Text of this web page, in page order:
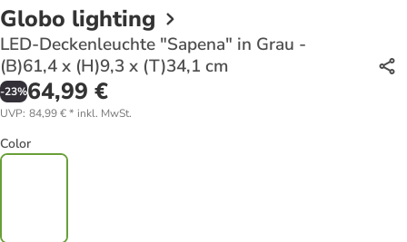
Globo lighting
LED-Deckenleuchte "Sapena" in Grau -
(B)61,4 x (H)9,3 x (T)34,1 cm
-23%64,99 €
UVP: 84,99 €* inkl. MwSt.
Color